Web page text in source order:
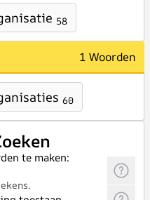
58
1 Woorden
60
te maken: